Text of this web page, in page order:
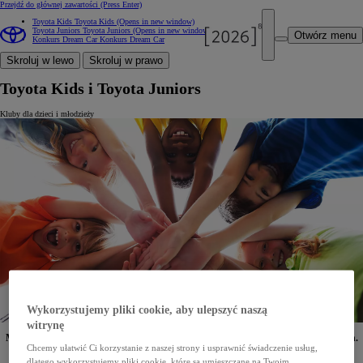
Przejdź do głównej zawartości (Press Enter)
Otwórz menu
Toyota Kids Toyota Kids (Opens in new window)
Toyota Juniors Toyota Juniors (Opens in new window)
Konkurs Dream CarKonkurs Dream Car
Skroluj w lewo Skroluj w prawo
Toyota Kids i Toyota Juniors
Kluby dla dzieci i młodzieży
Masz własne dziecko? Wnuki? Siostrzenice lub bratanków? Zapraszamy wszystkich.
Dzieciom do lat 10 proponujemy uczestnictwo w klubie Toyota Kids, a nastolatkom
w wieku 10-18 lat – w klubie Toyota Juniors.
Wykorzystujemy pliki cookie, aby ulepszyć naszą
witrynę
Chcemy ułatwić Ci korzystanie z naszej strony i usprawnić świadczenie usług,